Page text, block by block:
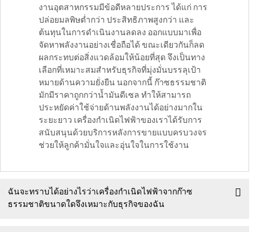
งานอุตสาหกรรมมีข้อดีหลายประการ ได้แก่ การ
ปล่อยมลพิษต่ำกว่า ประสิทธิภาพสูงกว่า และ
ต้นทุนในการดำเนินงานลดลง ออกแบบมาเพื่อ
จัดหาพลังงานอย่างเชื่อถือได้ ขณะเดียวกันก็ลด
ผลกระทบต่อสิ่งแวดล้อมให้น้อยที่สุด จึงเป็นทาง
เลือกที่เหมาะสมสำหรับธุรกิจที่มุ่งมั่นบรรลุเป้า
หมายด้านความยั่งยืน นอกจากนี้ ก๊าซธรรมชาติ
มักมีราคาถูกกว่าน้ำมันดีเซล ทำให้สามารถ
ประหยัดค่าใช้จ่ายด้านพลังงานได้อย่างมากใน
ระยะยาว เครื่องกำเนิดไฟฟ้าของเราได้รับการ
สนับสนุนด้วยบริการหลังการขายแบบครบวงจร
ช่วยให้ลูกค้ามั่นใจและอุ่นใจในการใช้งาน
ฉันจะทราบได้อย่างไรว่าเครื่องกำเนิดไฟฟ้าจากก๊าซ
ธรรมชาติขนาดใดจึงเหมาะกับธุรกิจของฉัน